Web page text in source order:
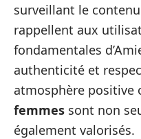
surveillant le
rappellent aux
fondamentales
authenticité et
atmosphère positive
femmes sont non
également valorisés.